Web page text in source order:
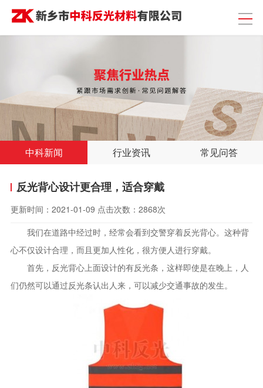
中科新闻 行业资讯 常见问答
反光背心设计更合理，适合穿戴
更新时间： 2021-01-09 点击次数： 2868次
我们在道路中经过时，经常会看到交警穿着反光背心。这种背
心不仅设计合理，而且更加人性化，很方便人进行穿戴。
首先，反光背心上面设计的有反光条，这样即使是在晚上，人
们仍然可以通过反光条认出人来，可以减少交通事故的发生。